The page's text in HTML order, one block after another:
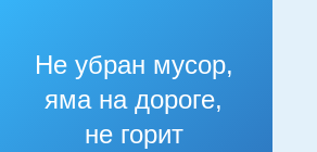
Не убран мусор,
яма на дороге,
не горит